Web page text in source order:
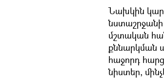
Նախկին
մշտական
քննարկման
հաջորդ
նիստեր,